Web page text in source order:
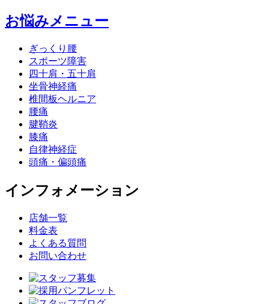
お悩みメニュー
ぎっくり腰
スポーツ障害
四十肩・五十肩
坐骨神経痛
椎間板ヘルニア
腰痛
腱鞘炎
膝痛
自律神経症
頭痛・偏頭痛
インフォメーション
店舗一覧
料金表
よくある質問
お問い合わせ